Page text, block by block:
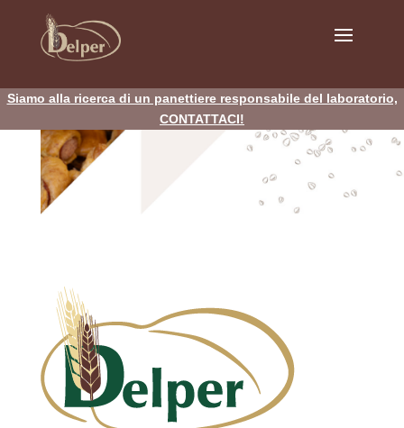
Siamo alla ricerca di un panettiere responsabile del laboratorio,
CONTATTACI!